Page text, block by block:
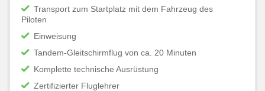
Transport zum Startplatz mit dem Fahrzeug des
Piloten
Einweisung
Tandem-Gleitschirmflug von ca. 20 Minuten
Komplette technische Ausrüstung
Zertifizierter Fluglehrer